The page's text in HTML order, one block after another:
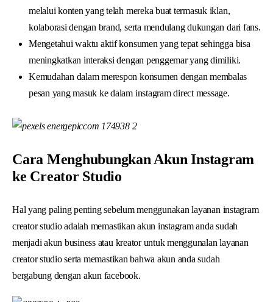
melalui konten yang telah mereka buat termasuk iklan,
kolaborasi dengan brand, serta mendulang dukungan dari fans.
Mengetahui waktu aktif konsumen yang tepat sehingga bisa
meningkatkan interaksi dengan penggemar yang dimiliki.
Kemudahan dalam merespon konsumen dengan membalas
pesan yang masuk ke dalam instagram direct message.
Cara Menghubungkan Akun Instagram
ke Creator Studio
Hal yang paling penting sebelum menggunakan layanan instagram
creator studio adalah memastikan akun instagram anda sudah
menjadi akun business atau kreator untuk menggunalan layanan
creator studio serta memastikan bahwa akun anda sudah
bergabung dengan akun facebook.